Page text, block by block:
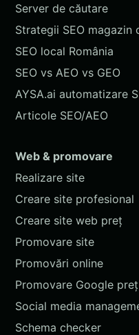
Server de căutare
Strategii SEO magazin
SEO local România
SEO vs AEO vs GEO
AYSA.ai automatizare
Articole SEO/AEO
Web & promovare
Realizare site
Creare site profesional
Creare site web preț
Promovare site
Promovări online
Promovare Google preț
Social media
Schema checker